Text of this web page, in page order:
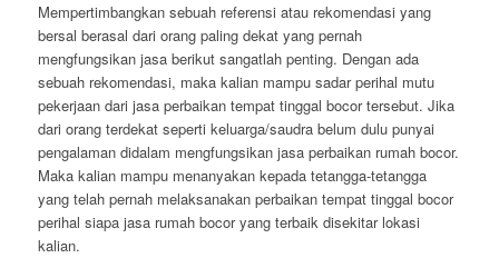
Mempertimbangkan sebuah referensi atau rekomendasi yang
bersal berasal dari orang paling dekat yang pernah
mengfungsikan jasa berikut sangatlah penting. Dengan ada
sebuah rekomendasi, maka kalian mampu sadar perihal mutu
pekerjaan dari jasa perbaikan tempat tinggal bocor tersebut. Jika
dari orang terdekat seperti keluarga/saudra belum dulu punyai
pengalaman didalam mengfungsikan jasa perbaikan rumah bocor.
Maka kalian mampu menanyakan kepada tetangga-tetangga
yang telah pernah melaksanakan perbaikan tempat tinggal bocor
perihal siapa jasa rumah bocor yang terbaik disekitar lokasi
kalian.